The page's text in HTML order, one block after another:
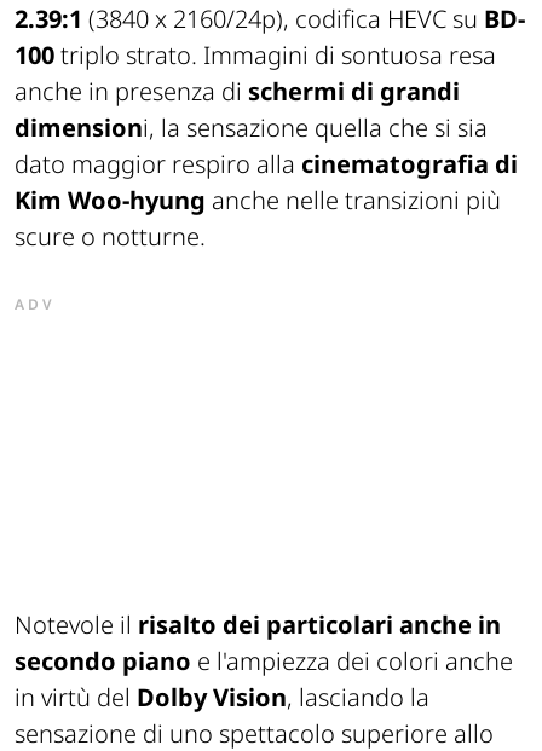
2.39:1 (3840 x 2160/24p), codifica HEVC su BD-
100triplo strato. Immagini di sontuosa resa
anche in presenza di schermi di grandi
dimensioni, la sensazione quella che si sia
dato maggior respiro alla cinematografia di
Kim Woo-hyung anche nelle transizioni più
scure o notturne.
ADV
Notevole il risalto dei particolari anche in
secondo piano e l'ampiezza dei colori anche
in virtù del Dolby Vision, lasciando la
sensazione di uno spettacolo superiore allo